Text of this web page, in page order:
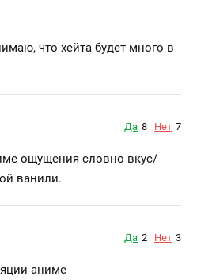
что хейта будет много в
Да 8 Нет 7
ощущения словно вкус/
ванили.
Да 2 Нет 3
аниме